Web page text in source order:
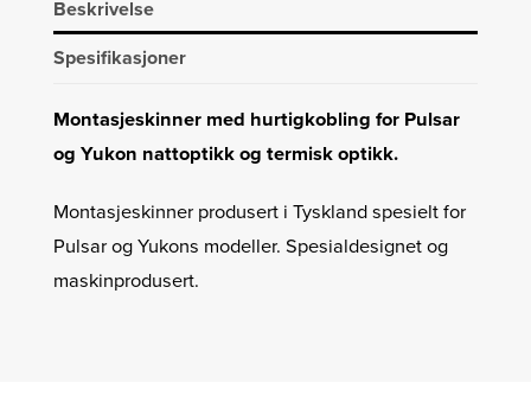
Beskrivelse
Spesifikasjoner
Montasjeskinner med hurtigkobling for Pulsar
og Yukon nattoptikk og termisk optikk.
Montasjeskinner produsert i Tyskland spesielt for
Pulsar og Yukons modeller. Spesialdesignet og
maskinprodusert.